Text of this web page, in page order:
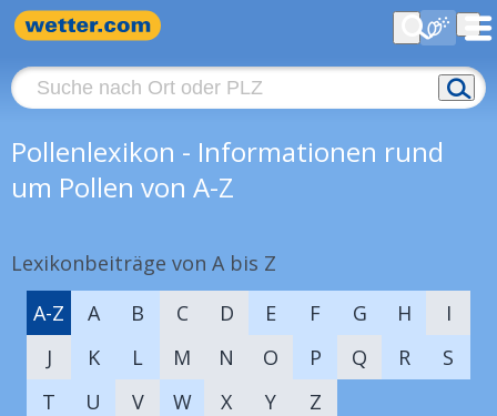
Pollenlexikon - Informationen rund
um Pollen von A-Z
Lexikonbeiträge von A bis Z
A-Z
A B C D E F G H
I
J
K L M N O P Q R
S
T
U V W X Y Z